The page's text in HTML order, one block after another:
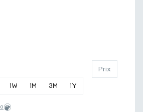
1W 1M 3M 1Y
Prix